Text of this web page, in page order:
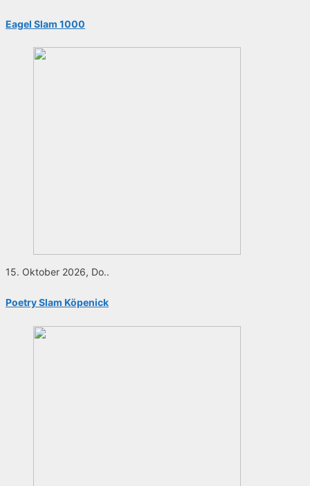
Eagel Slam 1000
15. Oktober 2026, Do..
Poetry Slam Köpenick